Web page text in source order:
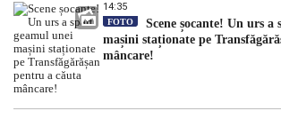
14:35
FOTO
Scene șocante! Un urs a
mașini staționate pe
mâncare!